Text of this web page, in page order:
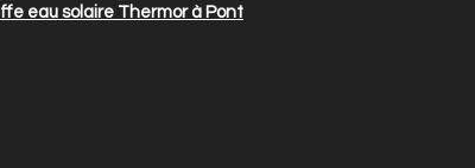
eau solaire Thermor à Pont